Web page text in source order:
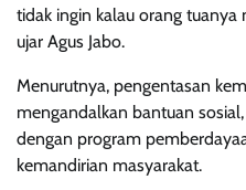
tidak ingin kalau orang tuanya
ujar Agus Jabo.
Menurutnya, pengentasan
mengandalkan bantuan
dengan program
kemandirian masyarakat.